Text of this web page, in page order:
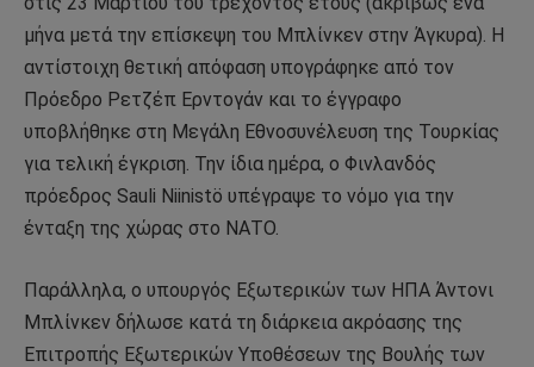
μήνα μετά την επίσκεψη του Μπλίνκεν στην Άγκυρα). Η
αντίστοιχη θετική απόφαση υπογράφηκε από τον
Πρόεδρο Ρετζέπ Ερντογάν και το έγγραφο
υποβλήθηκε στη Μεγάλη Εθνοσυνέλευση της Τουρκίας
για τελική έγκριση. Την ίδια ημέρα, ο Φινλανδός
πρόεδρος Sauli Niinistö υπέγραψε το νόμο για την
ένταξη της χώρας στο ΝΑΤΟ.
Παράλληλα, ο υπουργός Εξωτερικών των ΗΠΑ Άντονι
Μπλίνκεν δήλωσε κατά τη διάρκεια ακρόασης της
Επιτροπής Εξωτερικών Υποθέσεων της Βουλής των